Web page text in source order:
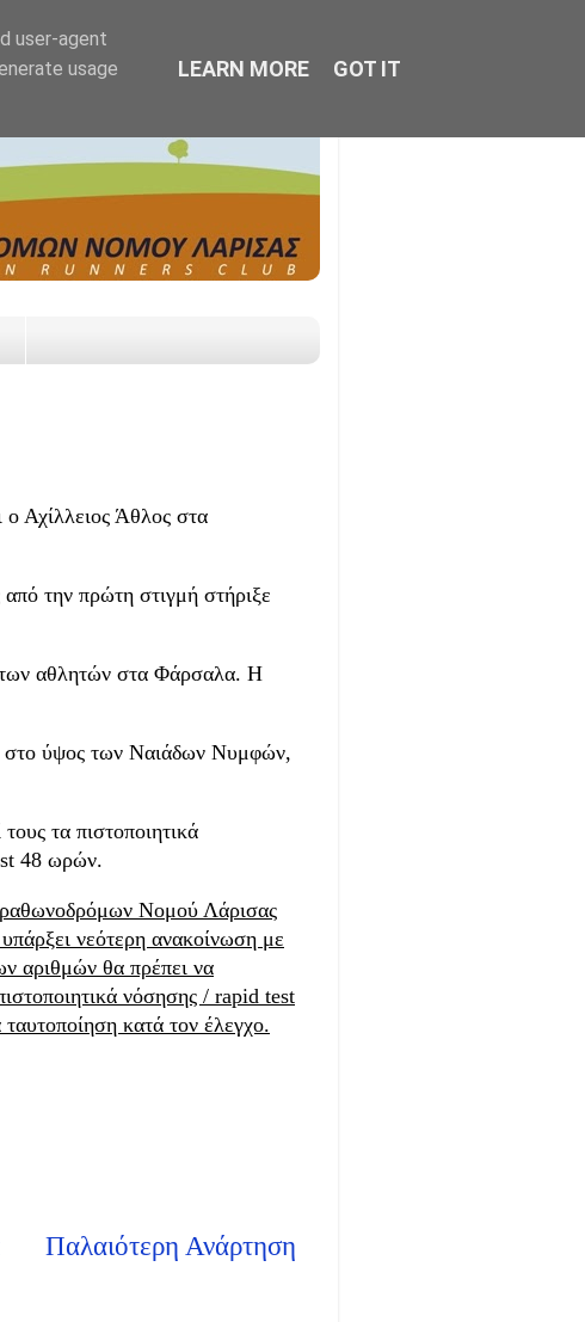
ο Αχίλλειος Άθλος στα
την πρώτη στιγμή στήριξε
των αθλητών στα Φάρσαλα. Η
στο ύψος των Ναιάδων Νυμφών,
τα πιστοποιητικά
48 ωρών.
Νομού Λάρισας
νεότερη ανακοίνωση με
αριθμών θα πρέπει να
νόσησης / rapid test
κατά τον έλεγχο.
Παλαιότερη Ανάρτηση
user-agent
usage
LEARN MORE GOT IT